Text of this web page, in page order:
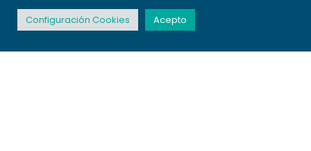
Достоинства а-также
ограничения
Configuración Cookies Acepto